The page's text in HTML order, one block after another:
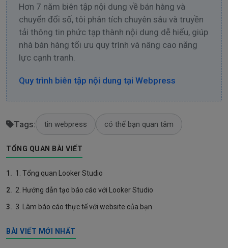
TỔNG QUAN BÀI VIẾT
1. 1. Tổng quan Looker Studio
2. 2. Hướng dẫn tạo báo cáo với Looker Studio
3. 3. Làm báo cáo thực tế với website của bạn
Hơn 7 năm biên tập nội dung về bán hàng và
chuyển đổi số, tôi phân tích chuyên sâu và truyền
tải thông tin phức tạp thành nội dung dễ hiểu, giúp
nhà bán hàng tối ưu quy trình và nâng cao năng
lực cạnh tranh.
Quy trình biên tập nội dung tại Webpress
Tags: tin webpress có thể bạn quan tâm
BÀI VIẾT MỚI NHẤT